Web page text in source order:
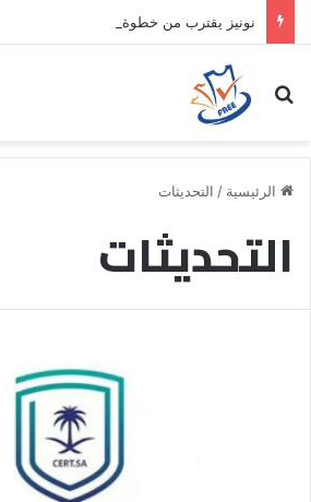
نونيز يقترب من خطوة جديدة بموافقة الهلال
بحث عن
الرئيسية / التحديثات
التحديثات